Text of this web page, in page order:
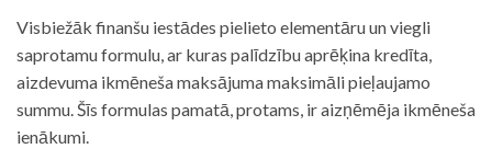
Visbiežāk finanšu iestādes pielieto elementāru un viegli
saprotamu formulu, ar kuras palīdzību aprēķina kredīta,
aizdevuma ikmēneša maksājuma maksimāli pieļaujamo
summu. Šīs formulas pamatā, protams, ir aizņēmēja ikmēneša
ienākumi.